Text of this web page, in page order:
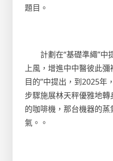
題目。
計劃在“基礎準繩”中
上風，增進中中醫彼此
目的”中提出，到2025年
步驟施展林天秤優雅地
的咖啡機，那台機器的
氣。。